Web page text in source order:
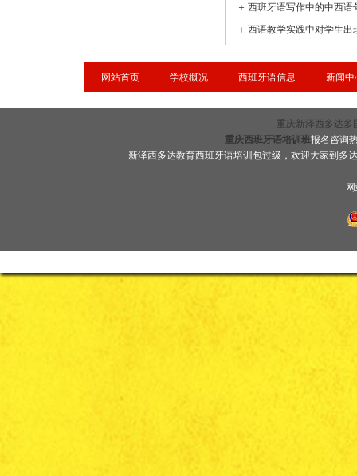
＋ 西班牙语写作中的中西语
＋
网站首页 学校概况 西班牙语信息 新闻中
重庆新泽西多达多
重庆西班牙语培训班报名咨询
新泽西多达教育西班牙语培训包过级，欢迎大家到多